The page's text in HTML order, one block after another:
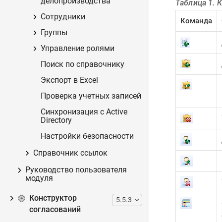
Сотрудники
Группы
Управление ролями
Поиск по справочнику
Экспорт в Excel
Проверка учетных записей
Синхронизация с Active
Directory
Настройки безопасности
Справочник ссылок
Руководство пользователя
модуля
Конструктор
согласований
5.5.3
Таблица 1.
Команда